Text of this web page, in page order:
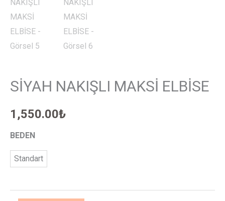
SİYAH NAKIŞLI MAKSİ ELBİSE
1,550.00₺
BEDEN
Standart